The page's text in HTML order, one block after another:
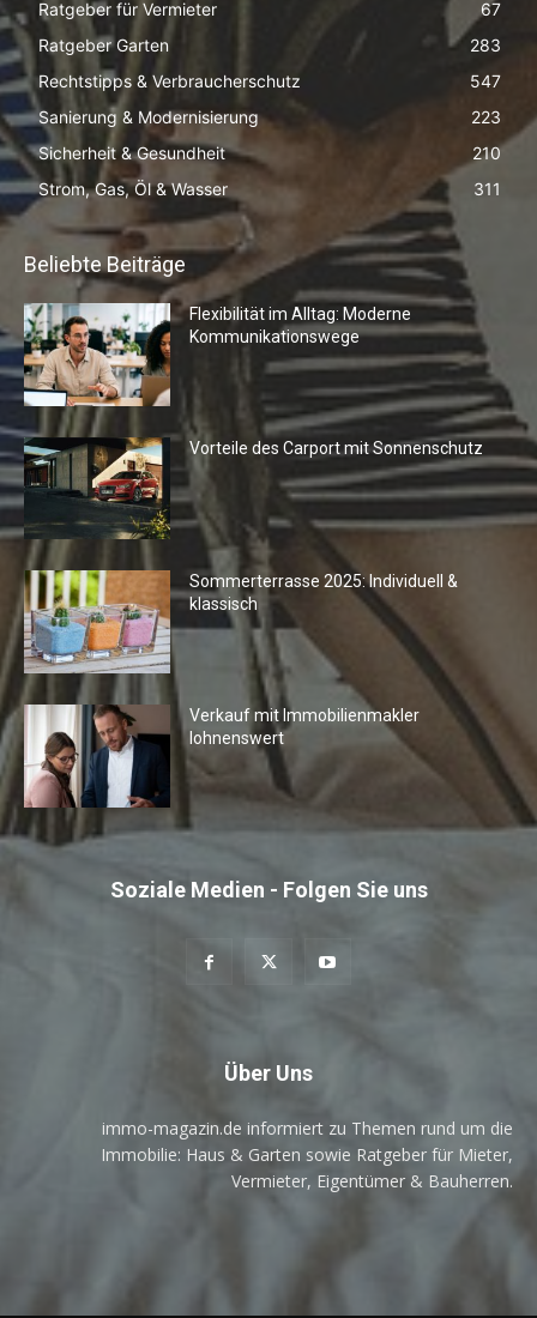
Ratgeber für Vermieter
67
Ratgeber Garten
283
Rechtstipps & Verbraucherschutz
547
Sanierung & Modernisierung
223
Sicherheit & Gesundheit
210
Strom, Gas, Öl & Wasser
311
Beliebte Beiträge
Flexibilität im Alltag: Moderne
Kommunikationswege
Vorteile des Carport mit Sonnenschutz
Sommerterrasse 2025: Individuell &
klassisch
Verkauf mit Immobilienmakler
lohnenswert
Soziale Medien - Folgen Sie uns
Über Uns
immo-magazin.de informiert zu Themen rund um die
Immobilie: Haus & Garten sowie Ratgeber für Mieter,
Vermieter, Eigentümer & Bauherren.